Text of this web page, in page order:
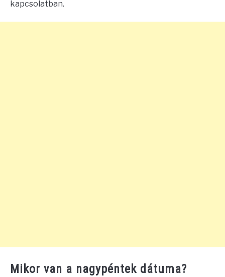
kapcsolatban.
Mikor van a nagypéntek dátuma?